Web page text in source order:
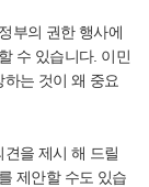
부의 권한 행사에
수 있습니다. 이민
는 것이 왜 중요
을 제시 해 드릴
제안할 수도 있습